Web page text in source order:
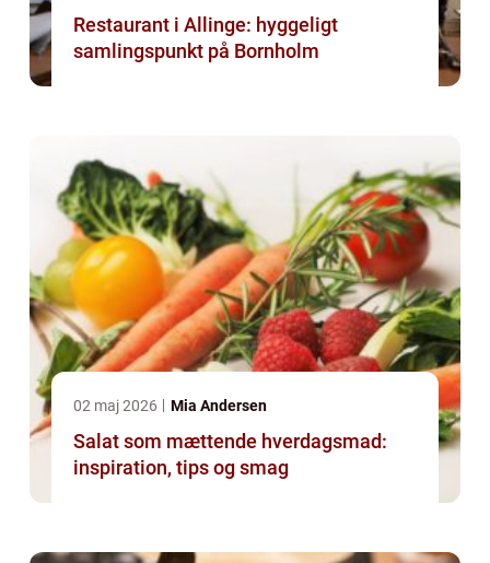
Restaurant i Allinge: hyggeligt
samlingspunkt på Bornholm
02 maj 2026 Mia Andersen
Salat som mættende hverdagsmad:
inspiration, tips og smag